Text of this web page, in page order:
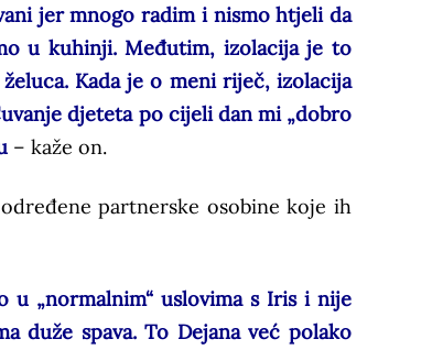
jer mnogo radim i nismo htjeli da
u kuhinji. Međutim, izolacija je to
Kada je o meni riječ, izolacija
djeteta po cijeli dan mi „dobro
– kaže on.
partnerske osobine koje ih
u „normalnim“ uslovima s Iris i nije
duže spava. To Dejana već polako